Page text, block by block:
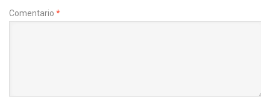
Comentario *